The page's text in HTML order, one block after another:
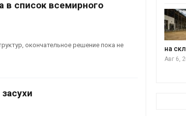
список всемирного
окончательное решение пока не
химикатов после пожара
на складе